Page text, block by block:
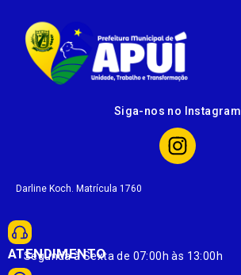
Siga-nos no Instagram
Darline Koch. Matrícula 1760
ATENDIMENTO
Segunda à Sexta de 07:00h às 13:00h